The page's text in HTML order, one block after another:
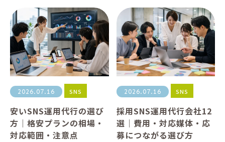
2026.07.16 SNS
安いSNS運用代行の選び
方｜格安プランの相場・
対応範囲・注意点
2026.07.16 SNS
採用SNS運用代行会社12
選｜費用・対応媒体・応
募につながる選び方